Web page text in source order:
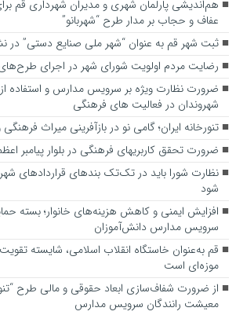
هم‌اندیشی پارلمان شهری و مدیران شهرداری قم
عفاف و حجاب بر مدار طرح “شهربانو”
ثبت شهر قم به عنوان “شهر ملی صنایع دستی”
رضایت مردم اولویت شورای شهر در اجرای
ضرورت نظارت ویژه بر سرویس مدارس و استفاده
شهروندان در فعالیت های فرهنگی
تنورخانه ایران؛ گامی نو در بازآفرینی میراث
ضرورت تحقق کاربری­های فرهنگی در بلوار پیامبر
نظارت شورا باید در تک‌تک بندهای قراردادهای
شود
افزایش ایمنی و کاهش هزینه‌های خانوار؛ بسته
سرویس مدارس دانش‌آموزان
قم به‌عنوان خاستگاه انقلاب اسلامی، شایسته
موزه‌ای است
از ضرورت شفاف‌سازی ابعاد حقوقی و مالی طرح
معیشت رانندگان سرویس مدارس